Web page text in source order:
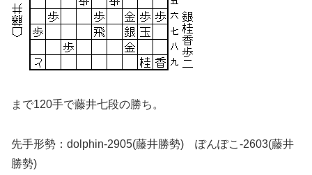
まで120手で藤井七段の勝ち。
先手形勢：dolphin-2905(藤井勝勢) ぽんぽこ-2603(藤井
勝勢)